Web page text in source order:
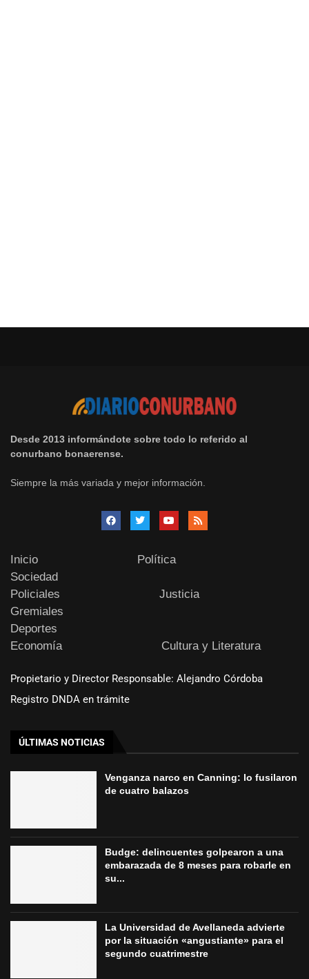
Desde 2013 informándote sobre todo lo referido al
conurbano bonaerense.
Siempre la más variada y mejor información.
Inicio
Política
Sociedad
Policiales
Justicia
Gremiales
Deportes
Economía
Cultura y Literatura
Propietario y Director Responsable: Alejandro Córdoba
Registro DNDA en trámite
ÚLTIMAS NOTICIAS
Venganza narco en Canning: lo fusilaron
de cuatro balazos
Budge: delincuentes golpearon a una
embarazada de 8 meses para robarle en
su...
La Universidad de Avellaneda advierte
por la situación «angustiante» para el
segundo cuatrimestre